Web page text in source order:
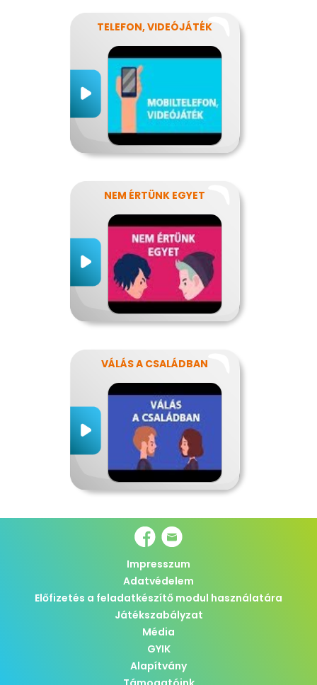
TELEFON, VIDEÓJÁTÉK
NEM ÉRTÜNK EGYET
VÁLÁS A CSALÁDBAN
Impresszum
Adatvédelem
Előfizetés a feladatkészítő modul használatára
Játékszabályzat
Média
GYIK
Alapítvány